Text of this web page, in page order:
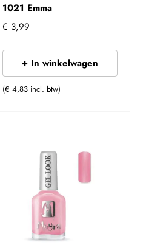
1021 Emma
€ 3,99
+ In winkelwagen
(€ 4,83 incl. btw)